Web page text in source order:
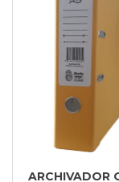
ARCHIVADOR